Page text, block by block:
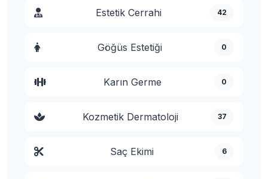
Estetik Cerrahi 42
Göğüs Estetiği 0
Karın Germe 0
Kozmetik Dermatoloji 37
Saç Ekimi 6